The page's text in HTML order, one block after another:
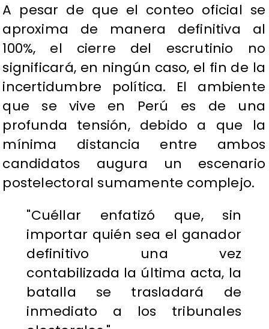
A pesar de que el conteo oficial se
aproxima de manera definitiva al
100%, el cierre del escrutinio no
significará, en ningún caso, el fin de la
incertidumbre política. El ambiente
que se vive en Perú es de una
profunda tensión, debido a que la
mínima distancia entre ambos
candidatos augura un escenario
postelectoral sumamente complejo.
"Cuéllar enfatizó que, sin
importar quién sea el ganador
definitivo una vez
contabilizada la última acta, la
batalla se trasladará de
inmediato a los tribunales